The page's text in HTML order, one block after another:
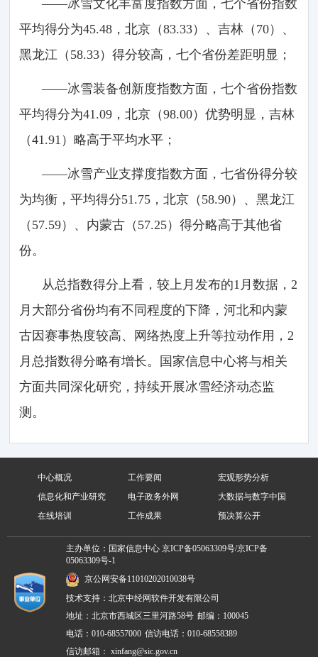
——冰雪文化丰富度指数方面，七个省份指数
平均得分为45.48，北京（83.33）、吉林（70）、
黑龙江（58.33）得分较高，七个省份差距明显；
——冰雪装备创新度指数方面，七个省份指数
平均得分为41.09，北京（98.00）优势明显，吉林
（41.91）略高于平均水平；
——冰雪产业支撑度指数方面，七省份得分较
为均衡，平均得分51.75，北京（58.90）、黑龙江
（57.59）、内蒙古（57.25）得分略高于其他省
份。
从总指数得分上看，较上月发布的1月数据，2
月大部分省份均有不同程度的下降，河北和内蒙
古因赛事热度较高、网络热度上升等拉动作用，2
月总指数得分略有增长。国家信息中心将与相关
方面共同深化研究，持续开展冰雪经济动态监
测。
中心概况 工作要闻
宏观形势分析
信息化和产业研究
电子政务外网
大数据与数字中国
在线培训
工作成果 预决算公开
主办单位：国家信息中心京ICP备05063309号/京ICP备
05063309号-1
京公网安备11010202010038号
技术支持：北京中经网软件开发有限公司
地址：北京市西城区三里河路58号 邮编：100045
电话：010-68557000 信访电话：010-68558389
信访邮箱： xinfang@sic.gov.cn